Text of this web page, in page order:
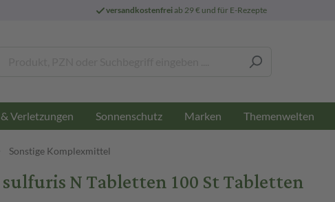
versandkostenfreiab 29 € und für E-Rezepte
Verletzungen Sonnenschutz Marken Themenwelten
Sonstige Komplexmittel
sulfuris N Tabletten 100 St Tabletten